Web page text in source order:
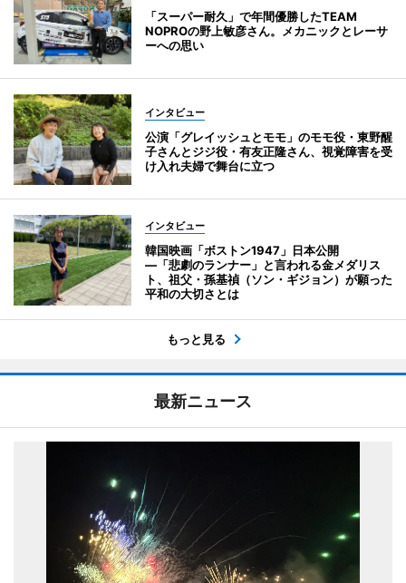
「スーパー耐久」で年間優勝したTEAM
NOPROの野上敏彦さん。メカニックとレーサ
ーへの思い
インタビュー
公演「グレイッシュとモモ」のモモ役・東野醒
子さんとジジ役・有友正隆さん、視覚障害を受
け入れ夫婦で舞台に立つ
インタビュー
韓国映画「ボストン1947」日本公開
―「悲劇のランナー」と言われる金メダリス
ト、祖父・孫基禎（ソン・ギジョン）が願った
平和の大切さとは
もっと見る
最新ニュース